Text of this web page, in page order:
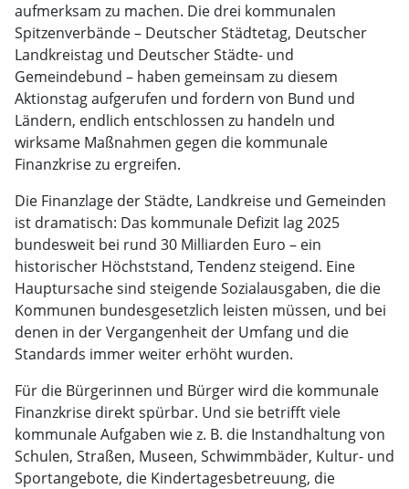
aufmerksam zu machen. Die drei kommunalen
Spitzenverbände – Deutscher Städtetag, Deutscher
Landkreistag und Deutscher Städte- und
Gemeindebund – haben gemeinsam zu diesem
Aktionstag aufgerufen und fordern von Bund und
Ländern, endlich entschlossen zu handeln und
wirksame Maßnahmen gegen die kommunale
Finanzkrise zu ergreifen.
Die Finanzlage der Städte, Landkreise und Gemeinden
ist dramatisch: Das kommunale Defizit lag 2025
bundesweit bei rund 30 Milliarden Euro – ein
historischer Höchststand, Tendenz steigend. Eine
Hauptursache sind steigende Sozialausgaben, die die
Kommunen bundesgesetzlich leisten müssen, und bei
denen in der Vergangenheit der Umfang und die
Standards immer weiter erhöht wurden.
Für die Bürgerinnen und Bürger wird die kommunale
Finanzkrise direkt spürbar. Und sie betrifft viele
kommunale Aufgaben wie z. B. die Instandhaltung von
Schulen, Straßen, Museen, Schwimmbäder, Kultur- und
Sportangebote, die Kindertagesbetreuung, die